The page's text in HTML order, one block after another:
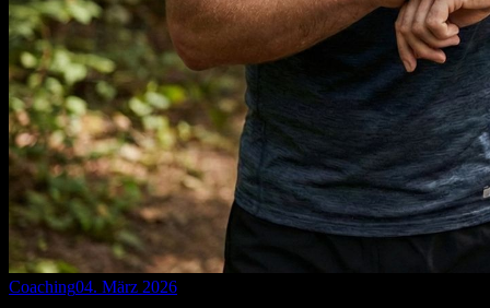
Coaching04. März 2026